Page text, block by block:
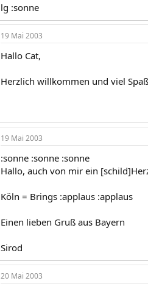
lg :sonne
19 Mai 2003
Hallo Cat,
Herzlich willkommen und viel
19 Mai 2003
:sonne :sonne :sonne
Hallo, auch von mir ein
Köln = Brings :applaus :applaus
Einen lieben Gruß aus Bayern
Sirod
20 Mai 2003